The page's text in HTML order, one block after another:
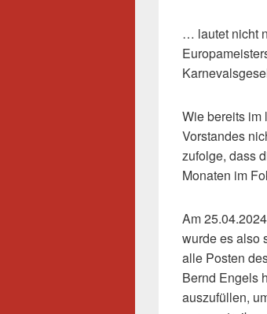
… lautet nicht
Wie bereits im
Vorstandes
zufolge, dass
Monaten im
Am
wurde es also
alle Posten
Bernd Engels
auszufüllen,